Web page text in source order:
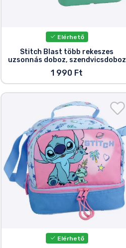
Elérhető
Stitch Blast több rekeszes
uzsonnás doboz, szendvicsdoboz
1 990 Ft
Elérhető